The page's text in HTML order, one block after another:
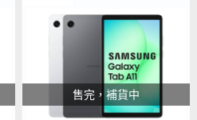
售完，補貨中